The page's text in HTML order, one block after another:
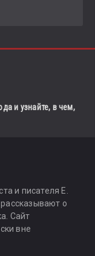
и узнайте, в чем,
и писателя Е.
о
Сайт
вне